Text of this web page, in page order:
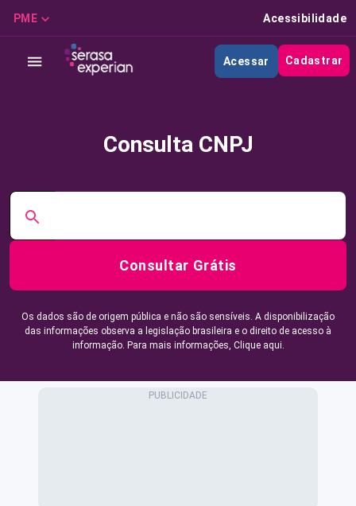
PME Acessibilidade
Acessar Cadastrar
Consulta CNPJ
Consultar Grátis
Os dados são de origem pública e não são sensíveis. A disponibilização
das informações observa a legislação brasileira e o direito de acesso à
informação. Para mais informações, Clique aqui.